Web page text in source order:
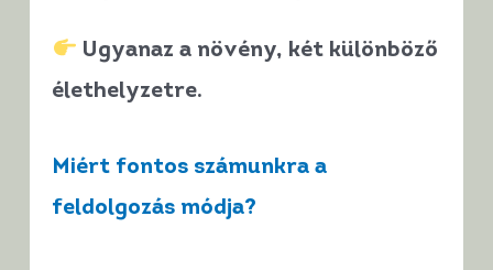
Ugyanaz a növény, két különböző
élethelyzetre.
Miért fontos számunkra a
feldolgozás módja?